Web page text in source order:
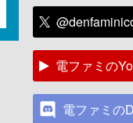
電ファミの
電ファミの